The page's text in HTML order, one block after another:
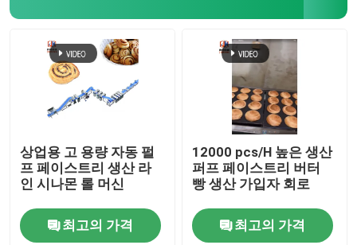
상업용 고 용량 자동 펄
프 페이스트리 생산 라
인 시나몬 롤 머신
최고의 가격
12000 pcs/H 높은 생산
퍼프 페이스트리 버터
빵 생산 가입자 회로
최고의 가격